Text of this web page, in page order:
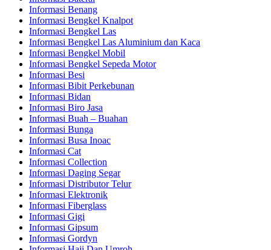
Informasi Benang
Informasi Bengkel Knalpot
Informasi Bengkel Las
Informasi Bengkel Las Aluminium dan Kaca
Informasi Bengkel Mobil
Informasi Bengkel Sepeda Motor
Informasi Besi
Informasi Bibit Perkebunan
Informasi Bidan
Informasi Biro Jasa
Informasi Buah – Buahan
Informasi Bunga
Informasi Busa Inoac
Informasi Cat
Informasi Collection
Informasi Daging Segar
Informasi Distributor Telur
Informasi Elektronik
Informasi Fiberglass
Informasi Gigi
Informasi Gipsum
Informasi Gordyn